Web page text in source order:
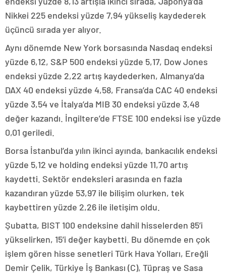
Nikkei 225 endeksi yüzde 7,94 yükseliş kaydederek
üçüncü sırada yer alıyor.
Aynı dönemde New York borsasında Nasdaq endeksi
yüzde 6,12, S&P 500 endeksi yüzde 5,17, Dow Jones
endeksi yüzde 2,22 artış kaydederken, Almanya’da
DAX 40 endeksi yüzde 4,58, Fransa’da CAC 40 endeksi
yüzde 3,54 ve İtalya’da MIB 30 endeksi yüzde 3,48
değer kazandı. İngiltere’de FTSE 100 endeksi ise yüzde
0,01 geriledi.
Borsa İstanbul’da yılın ikinci ayında, bankacılık endeksi
yüzde 5,12 ve holding endeksi yüzde 11,70 artış
kaydetti. Sektör endeksleri arasında en fazla
kazandıran yüzde 53,97 ile bilişim olurken, tek
kaybettiren yüzde 2,26 ile iletişim oldu.
Şubatta, BIST 100 endeksine dahil hisselerden 85’i
yükselirken, 15’i değer kaybetti. Bu dönemde en çok
işlem gören hisse senetleri Türk Hava Yolları, Ereğli
Demir Çelik, Türkiye İş Bankası (C), Tüpraş ve Sasa